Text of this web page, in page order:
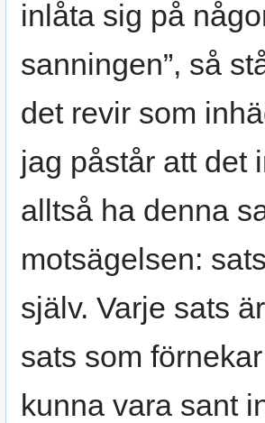
inlåta sig på
sanningen”, så
det revir som
jag påstår att det
alltså ha denna
motsägelsen:
själv. Varje sats
sats som
kunna vara sant